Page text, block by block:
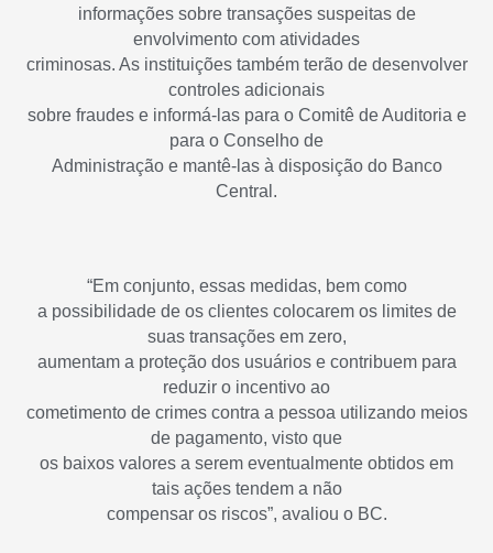
informações sobre transações suspeitas de
envolvimento com atividades
criminosas. As instituições também terão de desenvolver
controles adicionais
sobre fraudes e informá-las para o Comitê de Auditoria e
para o Conselho de
Administração e mantê-las à disposição do Banco
Central.
“Em conjunto, essas medidas, bem como
a possibilidade de os clientes colocarem os limites de
suas transações em zero,
aumentam a proteção dos usuários e contribuem para
reduzir o incentivo ao
cometimento de crimes contra a pessoa utilizando meios
de pagamento, visto que
os baixos valores a serem eventualmente obtidos em
tais ações tendem a não
compensar os riscos”, avaliou o BC.